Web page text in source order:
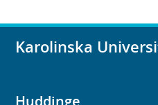
Karolinska